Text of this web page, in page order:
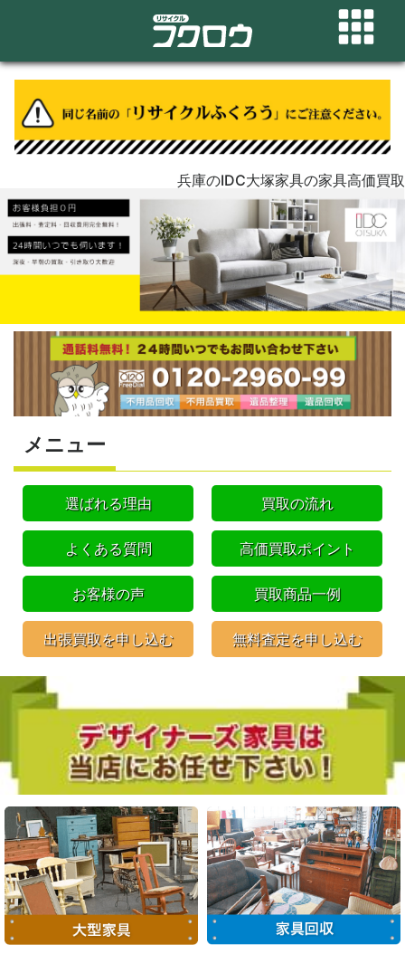
兵庫のIDC大塚家具の家具高価買取
メニュー
選ばれる理由 買取の流れ
よくある質問 高価買取ポイント
お客様の声 買取商品一例
出張買取を申し込む 無料査定を申し込む